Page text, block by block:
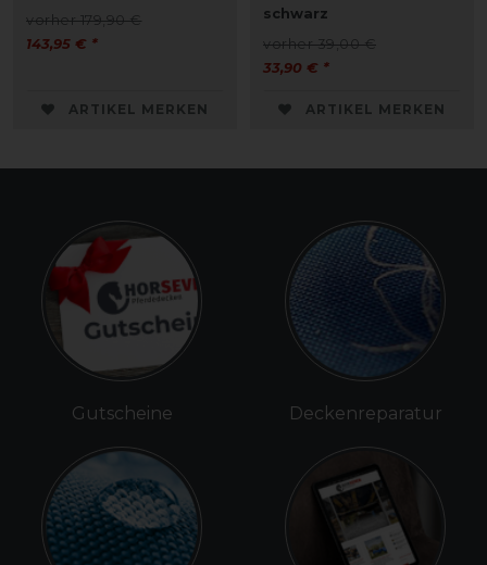
vorher 179,90 €
143,95 € *
ARTIKEL MERKEN
schwarz
vorher 39,00 €
33,90 € *
ARTIKEL MERKEN
Gutscheine Deckenreparatur